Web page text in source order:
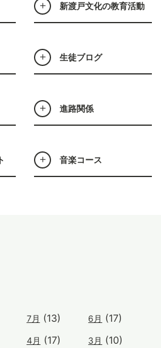
新渡戸文化の教育活動
生徒ブログ
進路関係
音楽コース
7月 (13) 6月 (17)
4月 (17) 3月 (10)